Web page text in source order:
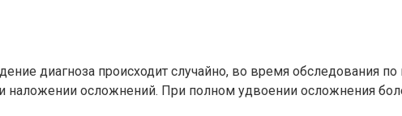
диагноза происходит случайно, во время обследования по
наложении осложнений. При полном удвоении осложнения